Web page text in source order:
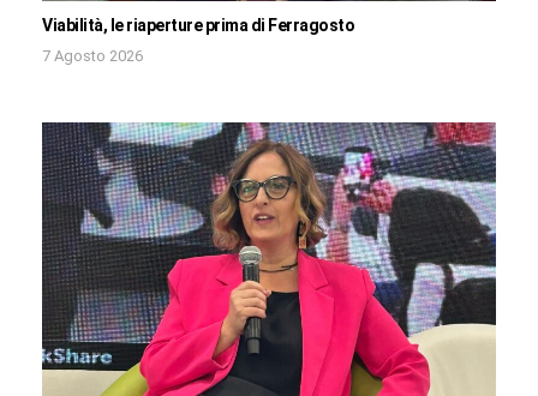
Viabilità, le riaperture prima di Ferragosto
7 Agosto 2026